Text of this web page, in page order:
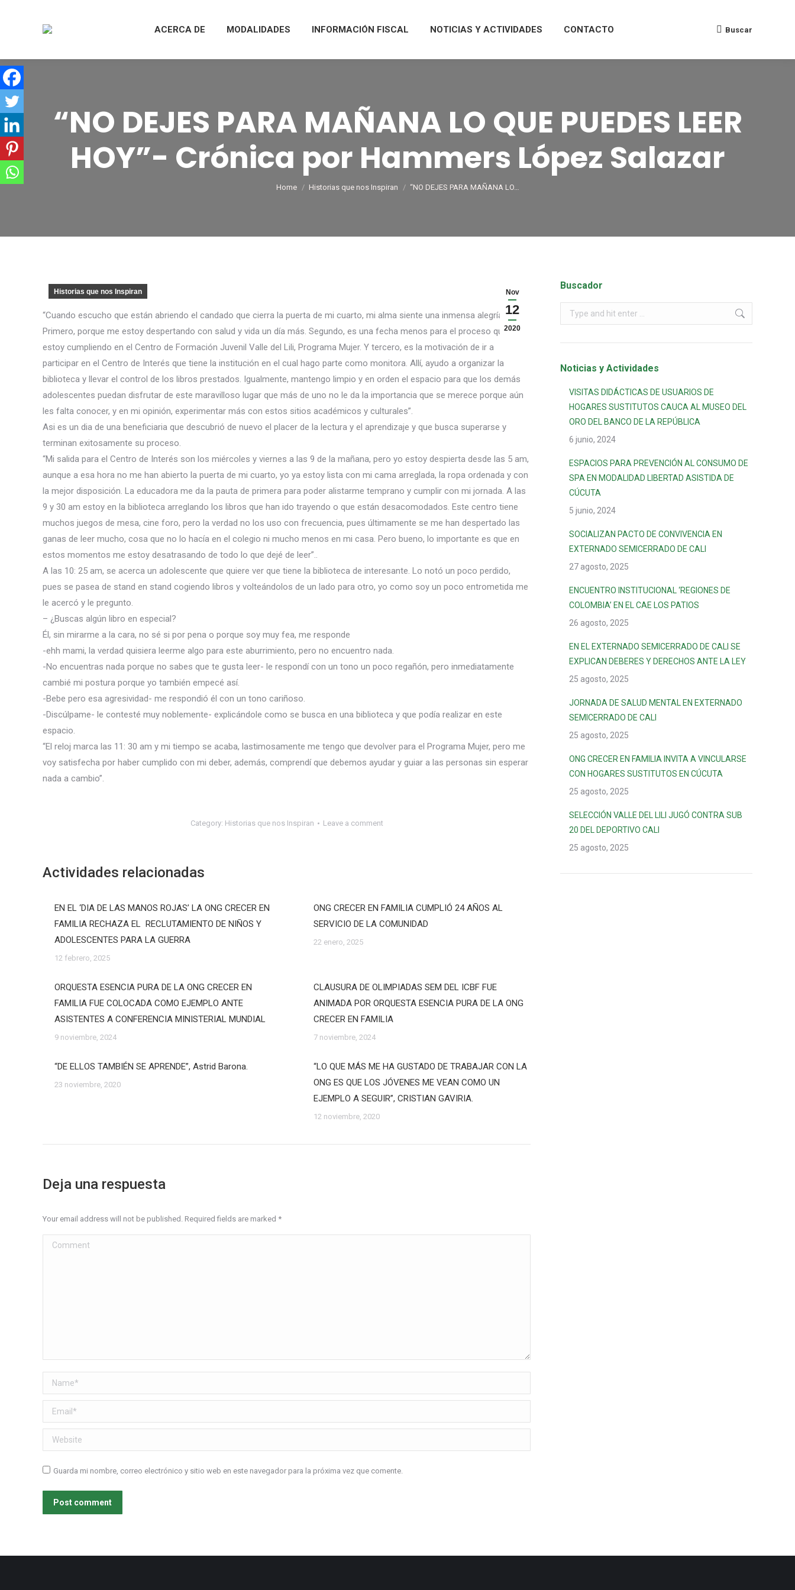
ACERCA DE MODALIDADES INFORMACIÓN FISCAL NOTICIAS Y ACTIVIDADES CONTACTO Buscar
“NO DEJES PARA MAÑANA LO QUE PUEDES LEER
HOY”- Crónica por Hammers López Salazar
You are here:
Home Historias que nos Inspiran “NO DEJES PARA MAÑANA LO…
Nov
12
2020
Historias que nos Inspiran
“Cuando escucho que están abriendo el candado que cierra la puerta de mi cuarto, mi alma siente una inmensa alegría.
Primero, porque me estoy despertando con salud y vida un día más. Segundo, es una fecha menos para el proceso que
estoy cumpliendo en el Centro de Formación Juvenil Valle del Lili, Programa Mujer. Y tercero, es la motivación de ir a
participar en el Centro de Interés que tiene la institución en el cual hago parte como monitora. Allí, ayudo a organizar la
biblioteca y llevar el control de los libros prestados. Igualmente, mantengo limpio y en orden el espacio para que los demás
adolescentes puedan disfrutar de este maravilloso lugar que más de uno no le da la importancia que se merece porque aún
les falta conocer, y en mi opinión, experimentar más con estos sitios académicos y culturales”.
Asi es un dia de una beneficiaria que descubrió de nuevo el placer de la lectura y el aprendizaje y que busca superarse y
terminan exitosamente su proceso.
“Mi salida para el Centro de Interés son los miércoles y viernes a las 9 de la mañana, pero yo estoy despierta desde las 5 am,
aunque a esa hora no me han abierto la puerta de mi cuarto, yo ya estoy lista con mi cama arreglada, la ropa ordenada y con
la mejor disposición. La educadora me da la pauta de primera para poder alistarme temprano y cumplir con mi jornada. A las
9 y 30 am estoy en la biblioteca arreglando los libros que han ido trayendo o que están desacomodados. Este centro tiene
muchos juegos de mesa, cine foro, pero la verdad no los uso con frecuencia, pues últimamente se me han despertado las
ganas de leer mucho, cosa que no lo hacía en el colegio ni mucho menos en mi casa. Pero bueno, lo importante es que en
estos momentos me estoy desatrasando de todo lo que dejé de leer”..
A las 10: 25 am, se acerca un adolescente que quiere ver que tiene la biblioteca de interesante. Lo notó un poco perdido,
pues se pasea de stand en stand cogiendo libros y volteándolos de un lado para otro, yo como soy un poco entrometida me
le acercó y le pregunto.
– ¿Buscas algún libro en especial?
Él, sin mirarme a la cara, no sé si por pena o porque soy muy fea, me responde
-ehh mami, la verdad quisiera leerme algo para este aburrimiento, pero no encuentro nada.
-No encuentras nada porque no sabes que te gusta leer- le respondí con un tono un poco regañón, pero inmediatamente
cambié mi postura porque yo también empecé así.
-Bebe pero esa agresividad- me respondió él con un tono cariñoso.
-Discúlpame- le contesté muy noblemente- explicándole como se busca en una biblioteca y que podía realizar en este
espacio.
“El reloj marca las 11: 30 am y mi tiempo se acaba, lastimosamente me tengo que devolver para el Programa Mujer, pero me
voy satisfecha por haber cumplido con mi deber, además, comprendí que debemos ayudar y guiar a las personas sin esperar
nada a cambio”.
Category: Historias que nos Inspiran Leave a comment
Actividades relacionadas
EN EL ‘DIA DE LAS MANOS ROJAS’ LA ONG CRECER EN
FAMILIA RECHAZA EL RECLUTAMIENTO DE NIÑOS Y
ADOLESCENTES PARA LA GUERRA
12 febrero, 2025
ONG CRECER EN FAMILIA CUMPLIÓ 24 AÑOS AL
SERVICIO DE LA COMUNIDAD
22 enero, 2025
ORQUESTA ESENCIA PURA DE LA ONG CRECER EN
FAMILIA FUE COLOCADA COMO EJEMPLO ANTE
ASISTENTES A CONFERENCIA MINISTERIAL MUNDIAL
9 noviembre, 2024
CLAUSURA DE OLIMPIADAS SEM DEL ICBF FUE
ANIMADA POR ORQUESTA ESENCIA PURA DE LA ONG
CRECER EN FAMILIA
7 noviembre, 2024
“DE ELLOS TAMBIÉN SE APRENDE”, Astrid Barona.
23 noviembre, 2020
“LO QUE MÁS ME HA GUSTADO DE TRABAJAR CON LA
ONG ES QUE LOS JÓVENES ME VEAN COMO UN
EJEMPLO A SEGUIR”, CRISTIAN GAVIRIA.
12 noviembre, 2020
Deja una respuesta
Your email address will not be published. Required fields are marked *
Comment
Name *
Email *
Website
Guarda mi nombre, correo electrónico y sitio web en este navegador para la próxima vez que comente.
Post comment
Buscador
Noticias y Actividades
VISITAS DIDÁCTICAS DE USUARIOS DE
HOGARES SUSTITUTOS CAUCA AL MUSEO DEL
ORO DEL BANCO DE LA REPÚBLICA
6 junio, 2024
ESPACIOS PARA PREVENCIÓN AL CONSUMO DE
SPA EN MODALIDAD LIBERTAD ASISTIDA DE
CÚCUTA
5 junio, 2024
SOCIALIZAN PACTO DE CONVIVENCIA EN
EXTERNADO SEMICERRADO DE CALI
27 agosto, 2025
ENCUENTRO INSTITUCIONAL ‘REGIONES DE
COLOMBIA’ EN EL CAE LOS PATIOS
26 agosto, 2025
EN EL EXTERNADO SEMICERRADO DE CALI SE
EXPLICAN DEBERES Y DERECHOS ANTE LA LEY
25 agosto, 2025
JORNADA DE SALUD MENTAL EN EXTERNADO
SEMICERRADO DE CALI
25 agosto, 2025
ONG CRECER EN FAMILIA INVITA A VINCULARSE
CON HOGARES SUSTITUTOS EN CÚCUTA
25 agosto, 2025
SELECCIÓN VALLE DEL LILI JUGÓ CONTRA SUB
20 DEL DEPORTIVO CALI
25 agosto, 2025